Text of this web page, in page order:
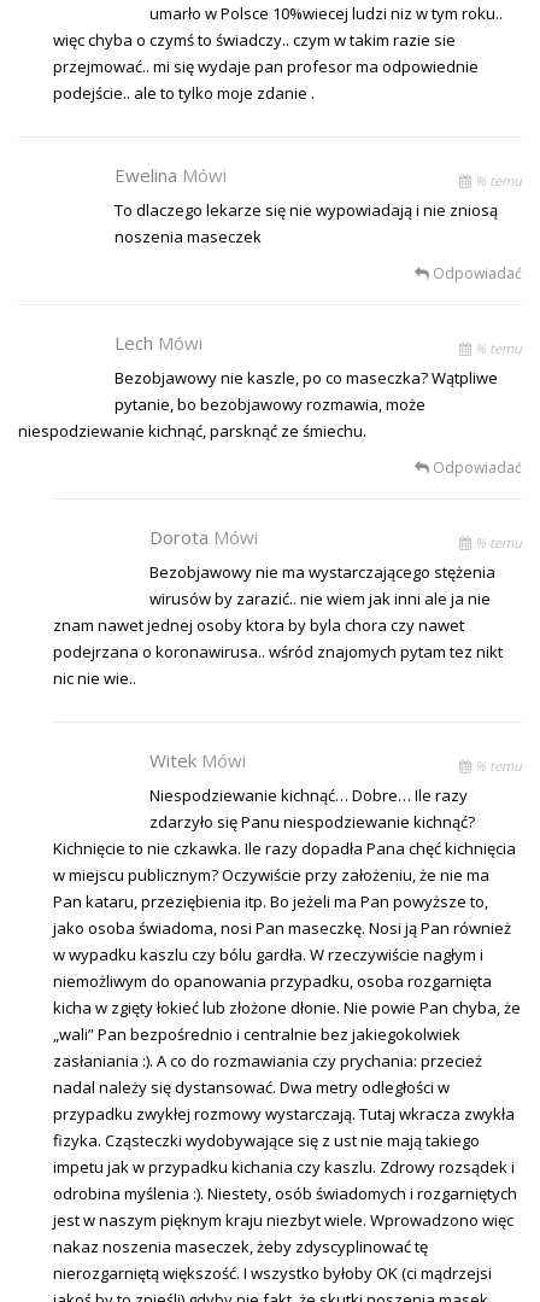
umarło w Polsce 10%wiecej ludzi niz w tym roku..
więc chyba o czymś to świadczy.. czym w takim razie sie
przejmować.. mi się wydaje pan profesor ma odpowiednie
podejście.. ale to tylko moje zdanie .
Ewelina Mówi % temu
To dlaczego lekarze się nie wypowiadają i nie zniosą
noszenia maseczek
Odpowiadać
Lech Mówi % temu
Bezobjawowy nie kaszle, po co maseczka? Wątpliwe
pytanie, bo bezobjawowy rozmawia, może
niespodziewanie kichnąć, parsknąć ze śmiechu.
Odpowiadać
Dorota Mówi % temu
Bezobjawowy nie ma wystarczającego stężenia
wirusów by zarazić.. nie wiem jak inni ale ja nie
znam nawet jednej osoby ktora by byla chora czy nawet
podejrzana o koronawirusa.. wśród znajomych pytam tez nikt
nic nie wie..
Witek Mówi % temu
Niespodziewanie kichnąć… Dobre… Ile razy
zdarzyło się Panu niespodziewanie kichnąć?
Kichnięcie to nie czkawka. Ile razy dopadła Pana chęć kichnięcia
w miejscu publicznym? Oczywiście przy założeniu, że nie ma
Pan kataru, przeziębienia itp. Bo jeżeli ma Pan powyższe to,
jako osoba świadoma, nosi Pan maseczkę. Nosi ją Pan również
w wypadku kaszlu czy bólu gardła. W rzeczywiście nagłym i
niemożliwym do opanowania przypadku, osoba rozgarnięta
kicha w zgięty łokieć lub złożone dłonie. Nie powie Pan chyba, że
„wali” Pan bezpośrednio i centralnie bez jakiegokolwiek
zasłaniania :). A co do rozmawiania czy prychania: przecież
nadal należy się dystansować. Dwa metry odległości w
przypadku zwykłej rozmowy wystarczają. Tutaj wkracza zwykła
fizyka. Cząsteczki wydobywające się z ust nie mają takiego
impetu jak w przypadku kichania czy kaszlu. Zdrowy rozsądek i
odrobina myślenia :). Niestety, osób świadomych i rozgarniętych
jest w naszym pięknym kraju niezbyt wiele. Wprowadzono więc
nakaz noszenia maseczek, żeby zdyscyplinować tę
nierozgarniętą większość. I wszystko byłoby OK (ci mądrzejsi